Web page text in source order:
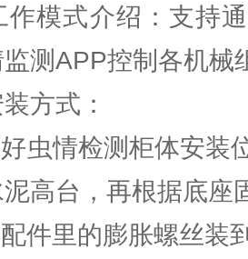
式介绍：支持通
测APP控制各机械
方式：
情检测柜体安装
高台，再根据底座
里的膨胀螺丝装